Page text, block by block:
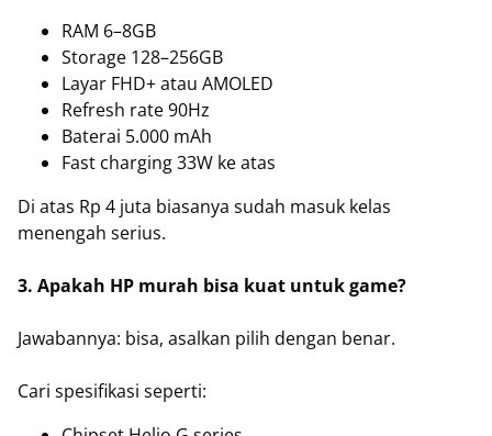
RAM 6–8GB
Storage 128–256GB
Layar FHD+ atau AMOLED
Refresh rate 90Hz
Baterai 5.000 mAh
Fast charging 33W ke atas
Di atas Rp 4 juta biasanya sudah masuk kelas
menengah serius.
3. Apakah HP murah bisa kuat untuk game?
Jawabannya: bisa, asalkan pilih dengan benar.
Cari spesifikasi seperti: